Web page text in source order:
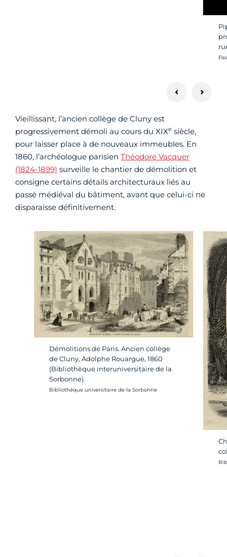
Vieillissant, l’ancien collège de Cluny est
progressivement démoli au cours du XIXe siècle,
pour laisser place à de nouveaux immeubles. En
1860, l’archéologue parisien Théodore Vacquer
(1824-1899) surveille le chantier de démolition et
consigne certains détails architecturaux liés au
passé médiéval du bâtiment, avant que celui-ci ne
disparaisse définitivement.
Démolitions de Paris. Ancien collège
de Cluny, Adolphe Rouargue, 1860
(Bibliothèque interuniversitaire de la
Sorbonne).
Crédit photo :
Bibliothèque universitaire de la Sorbonne